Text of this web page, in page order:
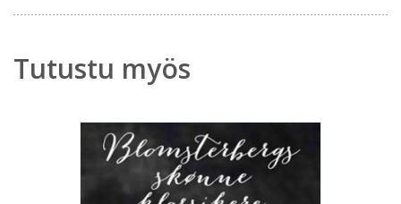
Tutustu myös